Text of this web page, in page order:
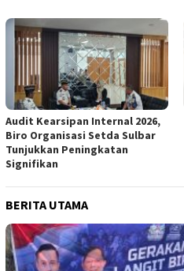
Audit Kearsipan Internal 2026,
Biro Organisasi Setda Sulbar
Tunjukkan Peningkatan
Signifikan
BERITA UTAMA